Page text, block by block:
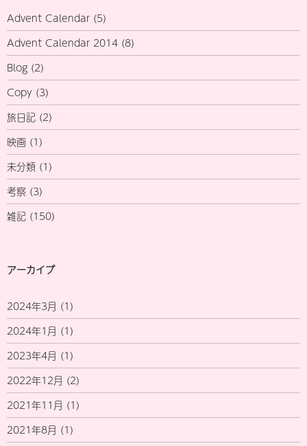
Advent Calendar (5)
Advent Calendar 2014 (8)
Blog (2)
Copy (3)
旅日記 (2)
映画 (1)
未分類 (1)
考察 (3)
雑記 (150)
アーカイブ
2024年3月 (1)
2024年1月 (1)
2023年4月 (1)
2022年12月 (2)
2021年11月 (1)
2021年8月 (1)